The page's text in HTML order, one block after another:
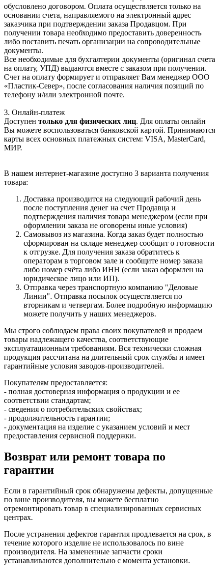
обусловлено договором. Оплата осуществляется только на
основании счета, направляемого на электронный адрес
заказчика при подтверждении заказа Продавцом. При
получении товара необходимо предоставить доверенность
либо поставить печать организации на сопроводительные
документы.
Все необходимые для бухгалтерии документы (оригинал счета
на оплату, УПД) выдаются вместе с заказом при получении.
Счет на оплату формирует и отправляет Вам менеджер ООО
«Пластик-Север», после согласования наличия позиций по
телефону и/или электронной почте.
3. Онлайн-платеж
Доступен только для физических лиц. Для оплаты онлайн
Вы можете воспользоваться банковской картой. Принимаются
карты всех основных платежных систем: VISA, MasterCard,
МИР.
В нашем интернет-магазине доступно 3 варианта получения
товара:
Доставка производится на следующий рабочий день
после поступления денег на счет Продавца и
подтверждения наличия товара менеджером (если при
оформлении заказа не оговорены иные условия)
Самовывоз из магазина. Когда заказ будет полностью
сформирован на складе менеджер сообщит о готовности
к отгрузке. Для получения заказа обратитесь к
операторам в торговом зале и сообщите номер заказа
либо номер счёта либо ИНН (если заказ оформлен на
юридическое лицо или ИП).
Отправка через транспортную компанию "Деловые
Линии". Отправка посылок осуществляется по
вторникам и четвергам. Более подробную информацию
можете получить у наших менеджеров.
Мы строго соблюдаем права своих покупателей и продаем
товары надлежащего качества, соответствующие
эксплуатационным требованиям. Вся технически сложная
продукция рассчитана на длительный срок службы и имеет
гарантийные условия заводов-производителей.
Покупателям предоставляется:
- полная достоверная информация о продукции и ее
соответствии стандартам;
- сведения о потребительских свойствах;
- продолжительность гарантии;
- документация на изделие с указанием условий и мест
предоставления сервисной поддержки.
Возврат или ремонт товара по
гарантии
Если в гарантийный срок обнаружены дефекты, допущенные
по вине производителя, вы можете бесплатно
отремонтировать товар в специализированных сервисных
центрах.
После устранения дефектов гарантия продлевается на срок, в
течение которого изделие не использовалось по вине
производителя. На замененные запчасти сроки
устанавливаются дополнительно с момента установки.